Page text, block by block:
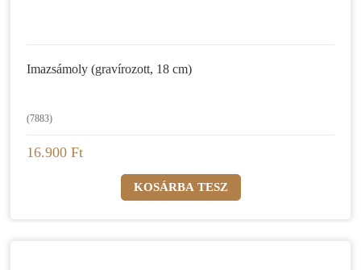
Imazsámoly (gravírozott, 18 cm)
(7883)
16.900 Ft